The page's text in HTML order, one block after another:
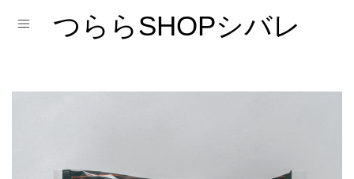
つららSHOPシバレ